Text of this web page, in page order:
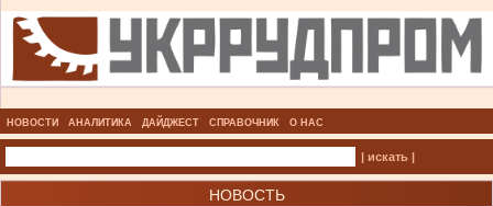
НОВОСТИ АНАЛИТИКА ДАЙДЖЕСТ СПРАВОЧНИК О НАС
| искать |
НОВОСТЬ